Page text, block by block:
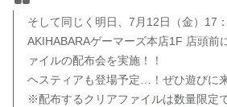
そして同じく明日、7月12日（金）17
AKIHABARAゲーマーズ本店1F 店頭前
ァイルの配布会を実施！！
ヘスティアも登場予定…！ぜひ遊びに
※配布するクリアファイルは数量限定